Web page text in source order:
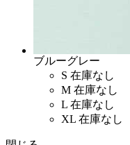
ブルーグレー
S 在庫なし
M 在庫なし
L 在庫なし
XL 在庫なし